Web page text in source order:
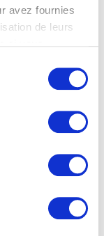
avez fournies
de leurs